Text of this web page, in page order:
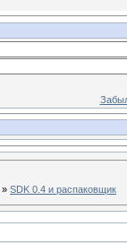
» SDK 0.4 и распаковщик